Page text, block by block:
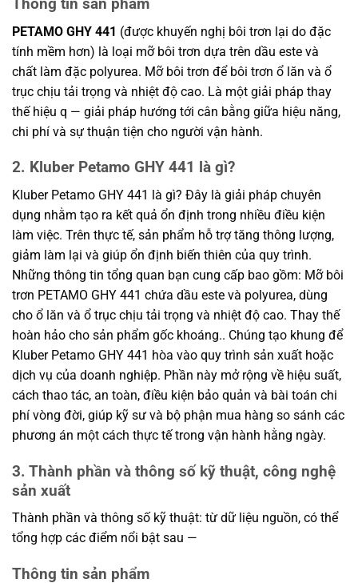
PETAMO GHY 441 (được khuyến nghị bôi trơn lại do đặc
tính mềm hơn) là loại mỡ bôi trơn dựa trên dầu este và
chất làm đặc polyurea. Mỡ bôi trơn để bôi trơn ổ lăn và ổ
trục chịu tải trọng và nhiệt độ cao. Là một giải pháp thay
thế hiệu q — giải pháp hướng tới cân bằng giữa hiệu năng,
chi phí và sự thuận tiện cho người vận hành.
2. Kluber Petamo GHY 441 là gì?
Kluber Petamo GHY 441 là gì? Đây là giải pháp chuyên
dụng nhằm tạo ra kết quả ổn định trong nhiều điều kiện
làm việc. Trên thực tế, sản phẩm hỗ trợ tăng thông lượng,
giảm làm lại và giúp ổn định biến thiên của quy trình.
Những thông tin tổng quan bạn cung cấp bao gồm: Mỡ bôi
trơn PETAMO GHY 441 chứa dầu este và polyurea, dùng
cho ổ lăn và ổ trục chịu tải trọng và nhiệt độ cao. Thay thế
hoàn hảo cho sản phẩm gốc khoáng.. Chúng tạo khung để
Kluber Petamo GHY 441 hòa vào quy trình sản xuất hoặc
dịch vụ của doanh nghiệp. Phần này mở rộng về hiệu suất,
cách thao tác, an toàn, điều kiện bảo quản và bài toán chi
phí vòng đời, giúp kỹ sư và bộ phận mua hàng so sánh các
phương án một cách thực tế trong vận hành hằng ngày.
3. Thành phần và thông số kỹ thuật, công nghệ
sản xuất
Thành phần và thông số kỹ thuật: từ dữ liệu nguồn, có thể
tổng hợp các điểm nổi bật sau —
Thông tin sản phẩm